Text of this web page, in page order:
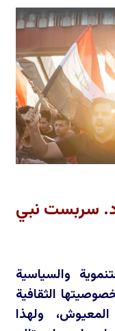
سربست نبي
والسياسية
الثقافية
المعيوش، ولهذا